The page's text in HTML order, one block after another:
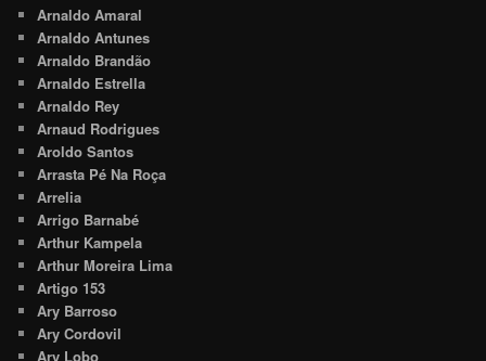
Arnaldo Amaral
Arnaldo Antunes
Arnaldo Brandão
Arnaldo Estrella
Arnaldo Rey
Arnaud Rodrigues
Aroldo Santos
Arrasta Pé Na Roça
Arrelia
Arrigo Barnabé
Arthur Kampela
Arthur Moreira Lima
Artigo 153
Ary Barroso
Ary Cordovil
Ary Lobo